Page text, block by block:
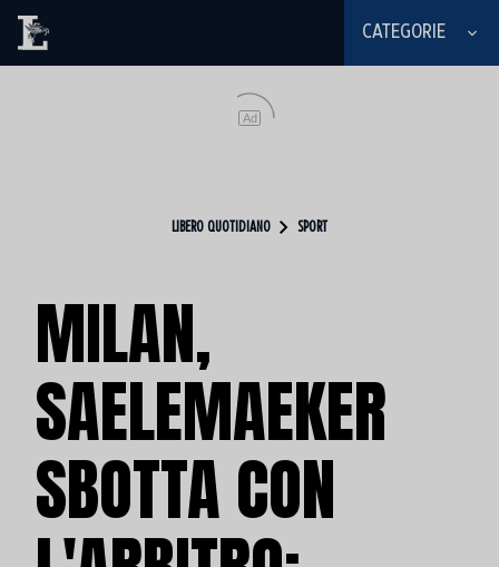
CATEGORIE
Ad
LIBERO QUOTIDIANO SPORT
MILAN,
SAELEMAEKER
SBOTTA CON